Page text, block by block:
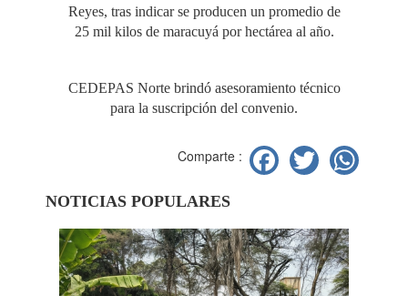
Reyes, tras indicar se producen un promedio de
25 mil kilos de maracuyá por hectárea al año.
CEDEPAS Norte brindó asesoramiento técnico
para la suscripción del convenio.
Comparte : Facebook
Twitter
NOTICIAS POPULARES